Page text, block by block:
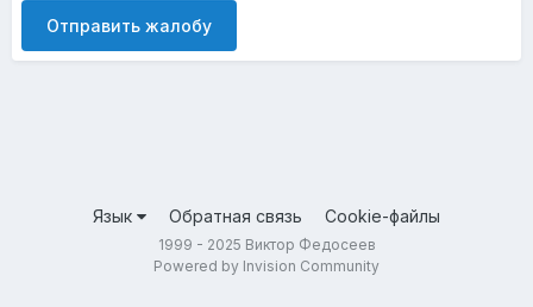
Отправить жалобу
Язык Обратная связь Cookie-файлы
1999 - 2025 Виктор Федосеев
Powered by Invision Community